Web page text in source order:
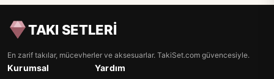
TAKI SETLERİ
En zarif takılar, mücevherler ve aksesuarlar. TakiSet.com güvencesiyle.
Kurumsal Yardım